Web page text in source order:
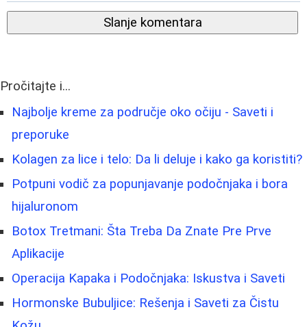
Slanje komentara
Pročitajte i...
Najbolje kreme za područje oko očiju - Saveti i
preporuke
Kolagen za lice i telo: Da li deluje i kako ga koristiti?
Potpuni vodič za popunjavanje podočnjaka i bora
hijaluronom
Botox Tretmani: Šta Treba Da Znate Pre Prve
Aplikacije
Operacija Kapaka i Podočnjaka: Iskustva i Saveti
Hormonske Bubuljice: Rešenja i Saveti za Čistu